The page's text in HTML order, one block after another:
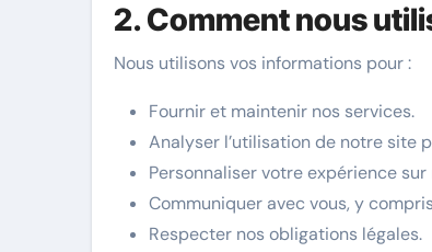
2. Comment nous
Nous utilisons vos informations pour :
Fournir et maintenir nos services.
Analyser l’utilisation de notre site
Personnaliser votre expérience
Communiquer avec vous, y
Respecter nos obligations légales.